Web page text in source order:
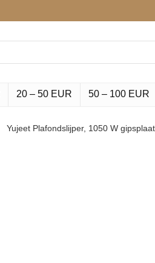
20 – 50 EUR 50 – 100 EUR
Yujeet Plafondslijper, 1050 W